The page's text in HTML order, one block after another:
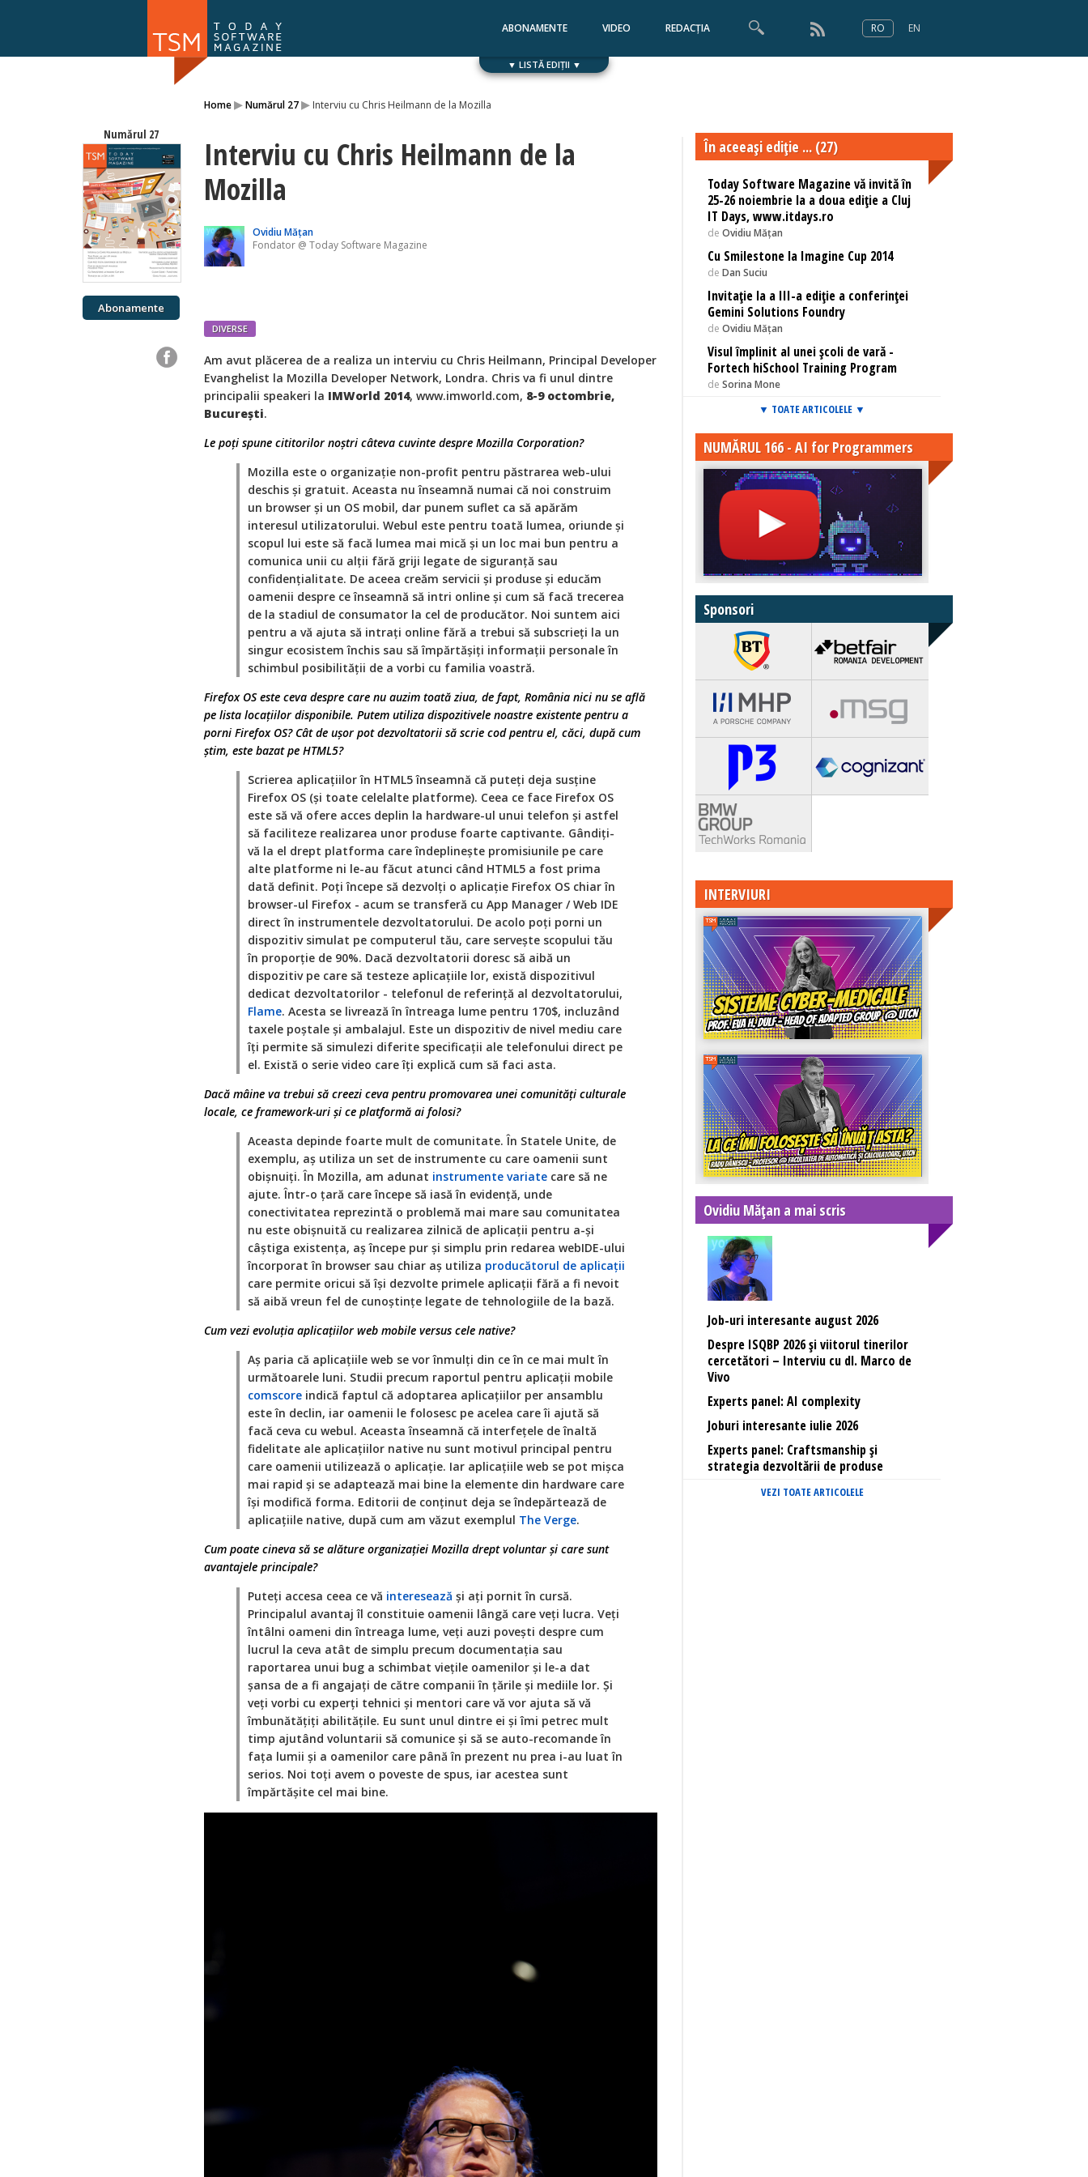
ABONAMENTE VIDEO REDACȚIA RO EN
▼ LISTĂ EDIȚII ▼
Home▸Numărul 27▸ Interviu cu Chris Heilmann de la Mozilla
Numărul 27
Abonamente
Interviu cu Chris Heilmann de la
Mozilla
Ovidiu Mățan
Fondator @ Today Software Magazine
DIVERSE
Am avut plăcerea de a realiza un interviu cu Chris Heilmann, Principal Developer
Evanghelist la Mozilla Developer Network, Londra. Chris va fi unul dintre
principalii speakeri la IMWorld 2014, www.imworld.com, 8-9 octombrie,
București.
Le poți spune cititorilor noștri câteva cuvinte despre Mozilla Corporation?
Mozilla este o organizație non-profit pentru păstrarea web-ului
deschis și gratuit. Aceasta nu înseamnă numai că noi construim
un browser și un OS mobil, dar punem suflet ca să apărăm
interesul utilizatorului. Webul este pentru toată lumea, oriunde și
scopul lui este să facă lumea mai mică și un loc mai bun pentru a
comunica unii cu alții fără griji legate de siguranță sau
confidențialitate. De aceea creăm servicii și produse și educăm
oamenii despre ce înseamnă să intri online și cum să facă trecerea
de la stadiul de consumator la cel de producător. Noi suntem aici
pentru a vă ajuta să intrați online fără a trebui să subscrieți la un
singur ecosistem închis sau să împărtășiți informații personale în
schimbul posibilității de a vorbi cu familia voastră.
Firefox OS este ceva despre care nu auzim toată ziua, de fapt, România nici nu se află
pe lista locațiilor disponibile. Putem utiliza dispozitivele noastre existente pentru a
porni Firefox OS? Cât de ușor pot dezvoltatorii să scrie cod pentru el, căci, după cum
știm, este bazat pe HTML5?
Scrierea aplicațiilor în HTML5 înseamnă că puteți deja susține
Firefox OS (și toate celelalte platforme). Ceea ce face Firefox OS
este să vă ofere acces deplin la hardware-ul unui telefon și astfel
să faciliteze realizarea unor produse foarte captivante. Gândiți-
vă la el drept platforma care îndeplinește promisiunile pe care
alte platforme ni le-au făcut atunci când HTML5 a fost prima
dată definit. Poți începe să dezvolți o aplicație Firefox OS chiar în
browser-ul Firefox - acum se transferă cu App Manager / Web IDE
direct în instrumentele dezvoltatorului. De acolo poți porni un
dispozitiv simulat pe computerul tău, care servește scopului tău
în proporție de 90%. Dacă dezvoltatorii doresc să aibă un
dispozitiv pe care să testeze aplicațiile lor, există dispozitivul
dedicat dezvoltatorilor - telefonul de referință al dezvoltatorului,
Flame. Acesta se livrează în întreaga lume pentru 170$, incluzând
taxele poștale și ambalajul. Este un dispozitiv de nivel mediu care
îți permite să simulezi diferite specificații ale telefonului direct pe
el. Există o serie video care îți explică cum să faci asta.
Dacă mâine va trebui să creezi ceva pentru promovarea unei comunități culturale
locale, ce framework-uri și ce platformă ai folosi?
Aceasta depinde foarte mult de comunitate. În Statele Unite, de
exemplu, aș utiliza un set de instrumente cu care oamenii sunt
obișnuiți. În Mozilla, am adunat instrumente variate care să ne
ajute. Într-o țară care începe să iasă în evidență, unde
conectivitatea reprezintă o problemă mai mare sau comunitatea
nu este obișnuită cu realizarea zilnică de aplicații pentru a-și
câștiga existența, aș începe pur și simplu prin redarea webIDE-ului
încorporat în browser sau chiar aș utiliza producătorul de aplicații
care permite oricui să își dezvolte primele aplicații fără a fi nevoit
să aibă vreun fel de cunoștințe legate de tehnologiile de la bază.
Cum vezi evoluția aplicațiilor web mobile versus cele native?
Aș paria că aplicațiile web se vor înmulți din ce în ce mai mult în
următoarele luni. Studii precum raportul pentru aplicații mobile
comscore indică faptul că adoptarea aplicațiilor per ansamblu
este în declin, iar oamenii le folosesc pe acelea care îi ajută să
facă ceva cu webul. Aceasta înseamnă că interfețele de înaltă
fidelitate ale aplicațiilor native nu sunt motivul principal pentru
care oamenii utilizează o aplicație. Iar aplicațiile web se pot mișca
mai rapid și se adaptează mai bine la elemente din hardware care
își modifică forma. Editorii de conținut deja se îndepărtează de
aplicațiile native, după cum am văzut exemplul The Verge.
Cum poate cineva să se alăture organizației Mozilla drept voluntar și care sunt
avantajele principale?
Puteți accesa ceea ce vă interesează și ați pornit în cursă.
Principalul avantaj îl constituie oamenii lângă care veți lucra. Veți
întâlni oameni din întreaga lume, veți auzi povești despre cum
lucrul la ceva atât de simplu precum documentația sau
raportarea unui bug a schimbat viețile oamenilor și le-a dat
șansa de a fi angajați de către companii în țările și mediile lor. Și
veți vorbi cu experți tehnici și mentori care vă vor ajuta să vă
îmbunătățiți abilitățile. Eu sunt unul dintre ei și îmi petrec mult
timp ajutând voluntarii să comunice și să se auto-recomande în
fața lumii și a oamenilor care până în prezent nu prea i-au luat în
serios. Noi toți avem o poveste de spus, iar acestea sunt
împărtășite cel mai bine.
În aceeaşi ediţie ... (27)
Today Software Magazine vă invită în
25-26 noiembrie la a doua ediție a Cluj
IT Days, www.itdays.ro
de Ovidiu Mățan
Cu Smilestone la Imagine Cup 2014
de Dan Suciu
Invitație la a III-a ediție a conferinței
Gemini Solutions Foundry
de Ovidiu Mățan
Visul împlinit al unei școli de vară -
Fortech hiSchool Training Program
de Sorina Mone
▼ TOATE ARTICOLELE ▼
NUMĂRUL 166 - AI for Programmers
Sponsori
INTERVIURI
Ovidiu Mățan a mai scris
Job-uri interesante august 2026
Despre ISQBP 2026 și viitorul tinerilor
cercetători – Interviu cu dl. Marco de
Vivo
Experts panel: AI complexity
Joburi interesante iulie 2026
Experts panel: Craftsmanship și
strategia dezvoltării de produse
VEZI TOATE ARTICOLELE